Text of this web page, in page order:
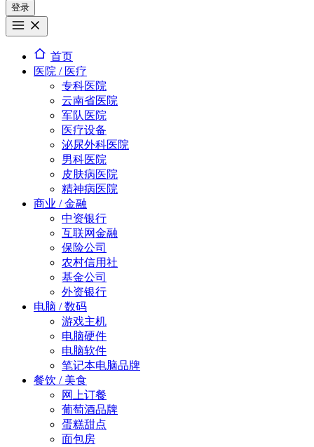
登录
首页
医院 / 医疗
专科医院
云南省医院
军队医院
医疗设备
泌尿外科医院
男科医院
皮肤病医院
精神病医院
商业 / 金融
中资银行
互联网金融
保险公司
农村信用社
基金公司
外资银行
电脑 / 数码
游戏主机
电脑硬件
电脑软件
笔记本电脑品牌
餐饮 / 美食
网上订餐
葡萄酒品牌
蛋糕甜点
面包房